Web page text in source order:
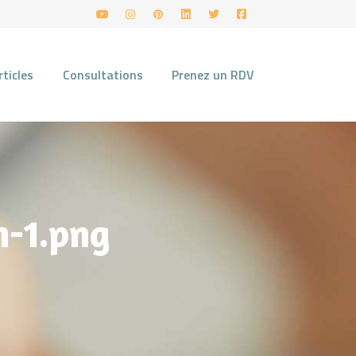
Consultations Prenez un RDV
1.png